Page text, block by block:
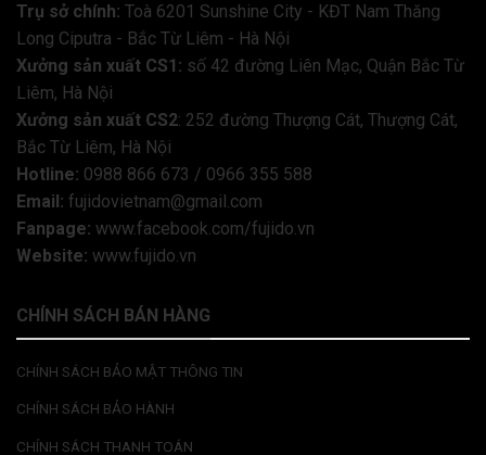
Trụ sở chính: Toà 6201 Sunshine City - KĐT Nam Thăng
Long Ciputra - Bắc Từ Liêm - Hà Nội
Xưởng sản xuất CS1: số 42 đường Liên Mạc, Quận Bắc Từ
Liêm, Hà Nội
Xưởng sản xuất CS2: 252 đường Thượng Cát, Thượng Cát,
Bắc Từ Liêm, Hà Nội
Hotline: 0988 866 673 / 0966 355 588
Email: fujidovietnam@gmail.com
Fanpage: www.facebook.com/fujido.vn
Website: www.fujido.vn
CHÍNH SÁCH BÁN HÀNG
CHÍNH SÁCH BẢO MẬT THÔNG TIN
CHÍNH SÁCH BẢO HÀNH
CHÍNH SÁCH THANH TOÁN